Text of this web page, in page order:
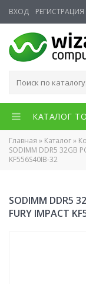
ВХОД РЕГИСТРАЦИЯ
КАТАЛОГ
Главная » Каталог»
SODIMM DDR5 32GB
KF556S40IB-32
SODIMM DDR5
FURY IMPACT